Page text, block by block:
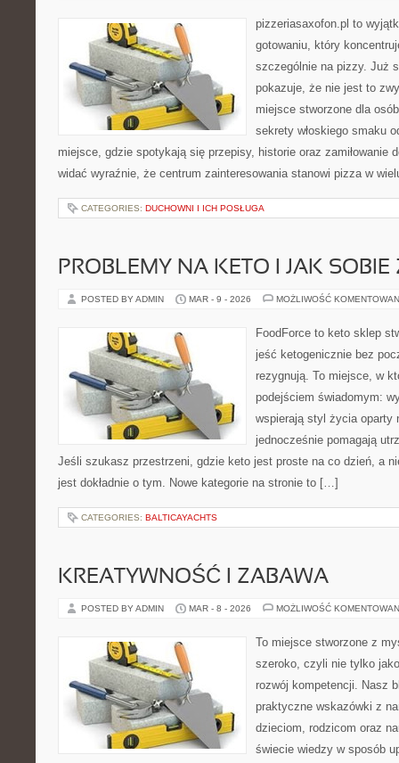
pizzeriasaxofon.pl to
gotowaniu, który
szczególnie na pizzy. Już
pokazuje, że nie jest to
miejsce stworzone dla
sekrety włoskiego smaku
miejsce, gdzie spotykają się przepisy, historie oraz zamiłowanie
widać wyraźnie, że centrum zainteresowania stanowi pizza w
CATEGORIES: DUCHOWNI I ICH POSŁUGA
PROBLEMY NA KETO I JAK
POSTED BY ADMIN MAR - 9 - 2026 MOŻLIWOŚĆ
FoodForce to keto sklep
jeść ketogenicznie bez
rezygnują. To miejsce, w
podejściem świadomym:
wspierają styl życia oparty
jednocześnie pomagają
Jeśli szukasz przestrzeni, gdzie keto jest proste na co dzień, a
jest dokładnie o tym. Nowe kategorie na stronie to […]
CATEGORIES: BALTICAYACHTS
KREATYWNOŚĆ I ZABAWA
POSTED BY ADMIN MAR - 8 - 2026 MOŻLIWOŚĆ
To miejsce stworzone z
szeroko, czyli nie tylko
rozwój kompetencji. Nasz
praktyczne wskazówki z
dzieciom, rodzicom oraz
świecie wiedzy w sposób